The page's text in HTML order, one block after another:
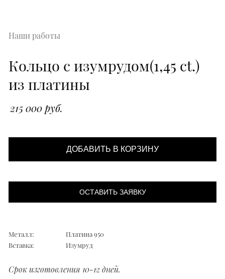
Наши работы
Кольцо с изумрудом(1,45 ct.)
из платины
215 000 руб.
ДОБАВИТЬ В КОРЗИНУ
ОСТАВИТЬ ЗАЯВКУ
Металл:
Платина 950
Вставка:
Изумруд
Срок изготовления 10-12 дней.